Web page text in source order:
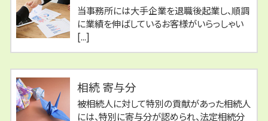
当事務所には大手企業を退職後起業し、順調
に業績を伸ばしているお客様がいらっしゃい
[...]
相続 寄与分
被相続人に対して特別の貢献があった相続人
には、特別に寄与分が認められ、法定相続分